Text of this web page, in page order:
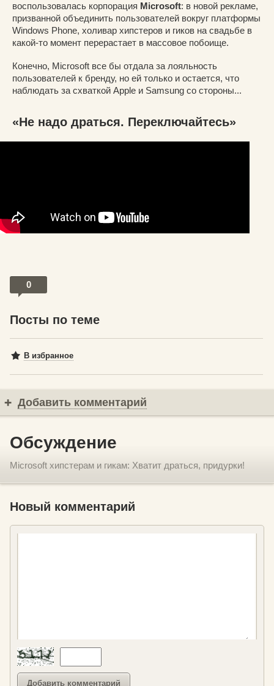
воспользовалась корпорация Microsoft: в новой рекламе,
призванной объединить пользователей вокруг платформы
Windows Phone, холивар хипстеров и гиков на свадьбе в
какой-то момент перерастает в массовое побоище.
Конечно, Microsoft все бы отдала за лояльность
пользователей к бренду, но ей только и остается, что
наблюдать за схваткой Apple и Samsung со стороны...
«Не надо драться. Переключайтесь»
0
Посты по теме
В избранное
Добавить комментарий
Обсуждение
Microsoft хипстерам и гикам: Хватит драться, придурки!
Новый комментарий